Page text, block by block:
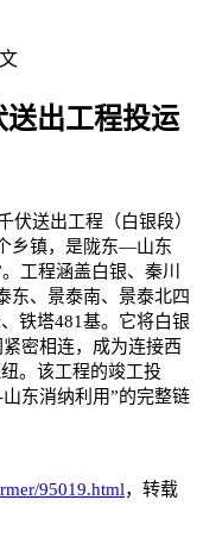
送出工程投运
伏送出工程（白银段）
乡镇，是陇东—山东
工程涵盖白银、秦川
东、景泰南、景泰北四
铁塔481基。它将白银
密相连，成为连接西
。该工程的竣工投
东消纳利用”的完整链
95019.html，转载